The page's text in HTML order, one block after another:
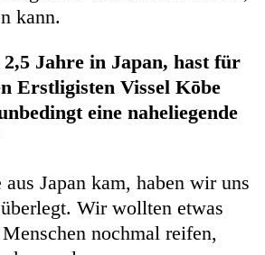
kann.
Jahre in Japan, hast für
Erstligisten Vissel Kōbe
eine naheliegende
Japan kam, haben wir uns
Wir wollten etwas
nochmal reifen,